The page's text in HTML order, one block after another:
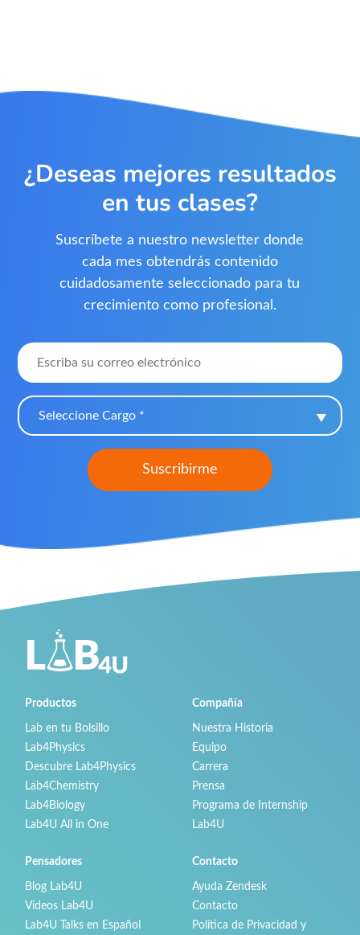
¿Deseas mejores resultados
en tus clases?
Suscríbete a nuestro newsletter donde
cada mes obtendrás contenido
cuidadosamente seleccionado para tu
crecimiento como profesional.
Seleccione Cargo *
Productos
Lab en tu Bolsillo
Lab4Physics
Descubre Lab4Physics
Lab4Chemistry
Lab4Biology
Lab4U All in One
Compañía
Nuestra Historia
Equipo
Carrera
Prensa
Programa de Internship
Lab4U
Pensadores
Blog Lab4U
Videos Lab4U
Lab4U Talks en Español
Contacto
Ayuda Zendesk
Contacto
Política de Privacidad y